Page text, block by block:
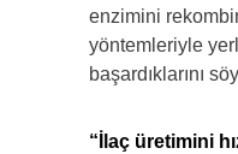
enzimini
yöntemleriyle
başardıklarını
“İlaç üretimini